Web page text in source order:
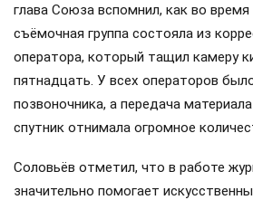
глава Союза вспомнил, как во
съёмочная группа состояла из
оператора, который тащил камеру
пятнадцать. У всех операторов
позвоночника, а передача
спутник отнимала огромное
Соловьёв отметил, что в работе
значительно помогает